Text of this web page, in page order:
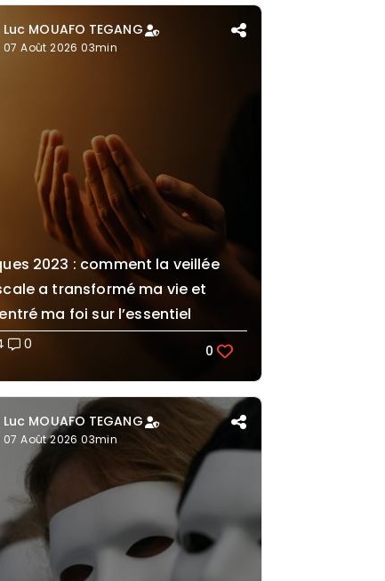
Luc MOUAFO TEGANG
07 Août 2026 03min
2023 : comment la veillée
a transformé ma vie et
ma foi sur l’essentiel
0 0
Luc MOUAFO TEGANG
07 Août 2026 03min